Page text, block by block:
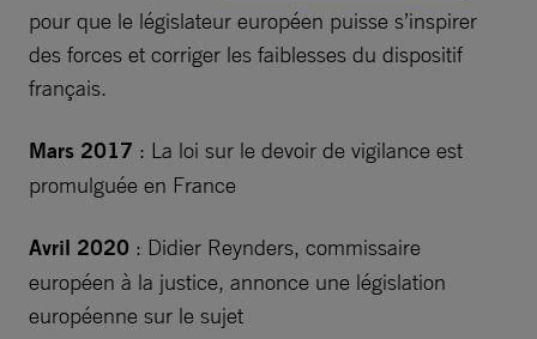
pour que le législateur européen puisse s’inspirer
des forces et corriger les faiblesses du dispositif
français.
Mars 2017 : La loi sur le devoir de vigilance est
promulguée en France
Avril 2020 : Didier Reynders, commissaire
européen à la justice, annonce une législation
européenne sur le sujet